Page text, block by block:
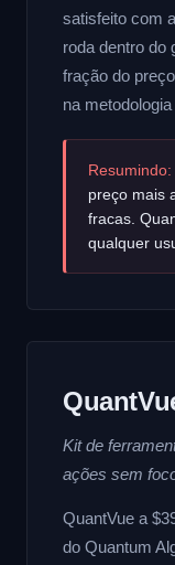
satisfeito com
roda dentro do
fração do
na
Resumindo:
preço mais
fracas.
qualquer
Kit de
ações sem
QuantVue a
do Quantum